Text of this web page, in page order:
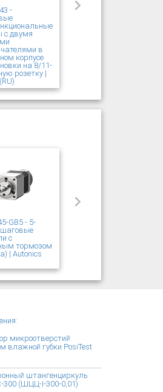
-
с двумя
в
корпусе
на 8/11-
розетку |
GB5 - 5-
с
тормозом
| Autonics
микроотверстий
влажной губки PosiTest
штангенциркуль
300 (ШЦЦ-I-300-0,01)